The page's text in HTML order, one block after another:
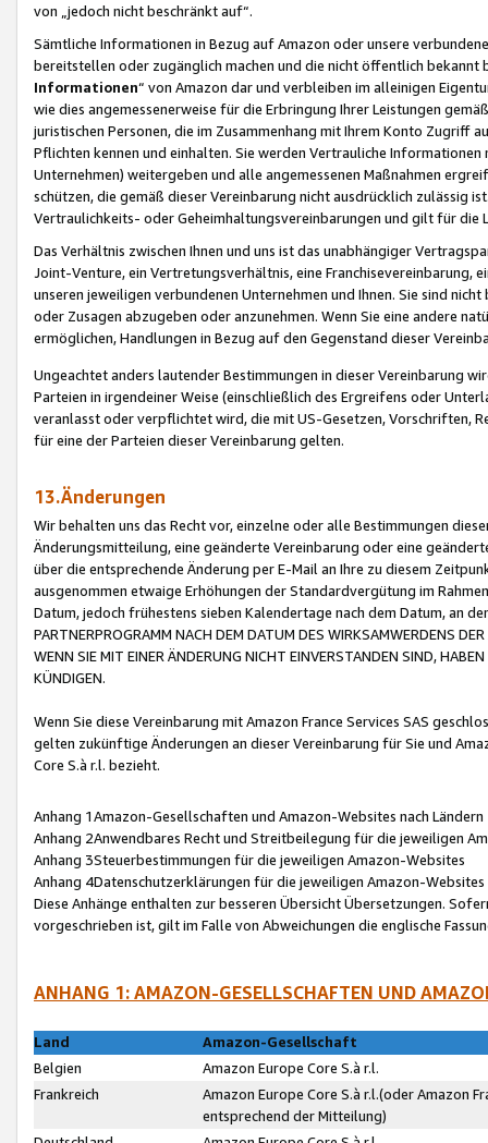
von „jedoch nicht beschränkt auf“.
Sämtliche Informationen in Bezug auf Amazon oder unsere
bereitstellen oder zugänglich machen und die nicht öffentlich
Informationen“ von Amazon dar und verbleiben im alleinigen
wie dies angemessenerweise für die Erbringung Ihrer Leistungen
juristischen Personen, die im Zusammenhang mit Ihrem Konto
Pflichten kennen und einhalten. Sie werden Vertrauliche
Unternehmen) weitergeben und alle angemessenen Maßnahmen
schützen, die gemäß dieser Vereinbarung nicht ausdrücklich zulässig
Vertraulichkeits- oder Geheimhaltungsvereinbarungen und gilt für die
Das Verhältnis zwischen Ihnen und uns ist das unabhängiger
Joint-Venture, ein Vertretungsverhältnis, eine Franchisevereinbarung,
unseren jeweiligen verbundenen Unternehmen und Ihnen. Sie sind
oder Zusagen abzugeben oder anzunehmen. Wenn Sie eine andere
ermöglichen, Handlungen in Bezug auf den Gegenstand dieser
Ungeachtet anders lautender Bestimmungen in dieser Vereinbarung
Parteien in irgendeiner Weise (einschließlich des Ergreifens oder
veranlasst oder verpflichtet wird, die mit US-Gesetzen, Vorschriften,
für eine der Parteien dieser Vereinbarung gelten.
13.Änderungen
Wir behalten uns das Recht vor, einzelne oder alle Bestimmungen
Änderungsmitteilung, eine geänderte Vereinbarung oder eine
über die entsprechende Änderung per E-Mail an Ihre zu diesem
ausgenommen etwaige Erhöhungen der Standardvergütung im
Datum, jedoch frühestens sieben Kalendertage nach dem Datum, an
PARTNERPROGRAMM NACH DEM DATUM DES WIRKSAMWERDENS
WENN SIE MIT EINER ÄNDERUNG NICHT EINVERSTANDEN SIND,
KÜNDIGEN.
Wenn Sie diese Vereinbarung mit Amazon France Services SAS
gelten zukünftige Änderungen an dieser Vereinbarung für Sie und
Core S.à r.l. bezieht.
Anhang 1Amazon-Gesellschaften und Amazon-Websites nach Ländern
Anhang 2Anwendbares Recht und Streitbeilegung für die jeweiligen
Anhang 3Steuerbestimmungen für die jeweiligen Amazon-Websites
Anhang 4Datenschutzerklärungen für die jeweiligen Amazon-Websites
Diese Anhänge enthalten zur besseren Übersicht Übersetzungen.
vorgeschrieben ist, gilt im Falle von Abweichungen die englische
ANHANG 1: AMAZON-GESELLSCHAFTEN UND
Land
Amazon-Gesellschaft
Belgien
Amazon Europe Core S.à r.l.
Frankreich
Amazon Europe Core S.à r.l.(oder Amazon
entsprechend der Mitteilung)